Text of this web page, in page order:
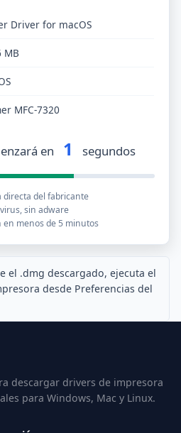
Driver for macOS
MB
MFC-7320
en 1 segundos
directa del fabricante
sin adware
en menos de 5 minutos
el .dmg descargado, ejecuta el
desde Preferencias del
descargar drivers de impresora
para Windows, Mac y Linux.